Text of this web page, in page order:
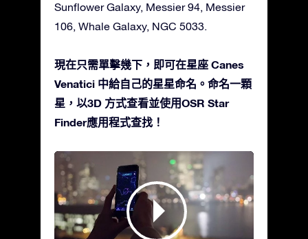
Sunflower Galaxy, Messier 94, Messier
106, Whale Galaxy, NGC 5033.
現在只需單擊幾下，即可在星座 Canes
Venatici 中給自己的星星命名。命名一顆
星，以3D 方式查看並使用OSR Star
Finder應用程式查找！